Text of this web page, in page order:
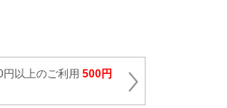
以上のご利用 500円